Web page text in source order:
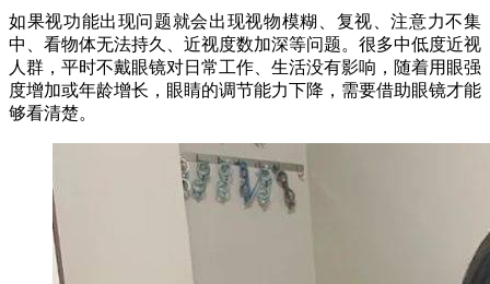
如果视功能出现问题就会出现视物模糊、复视、注意力不集
中、看物体无法持久、近视度数加深等问题。很多中低度近视
人群，平时不戴眼镜对日常工作、生活没有影响，随着用眼强
度增加或年龄增长，眼睛的调节能力下降，需要借助眼镜才能
够看清楚。